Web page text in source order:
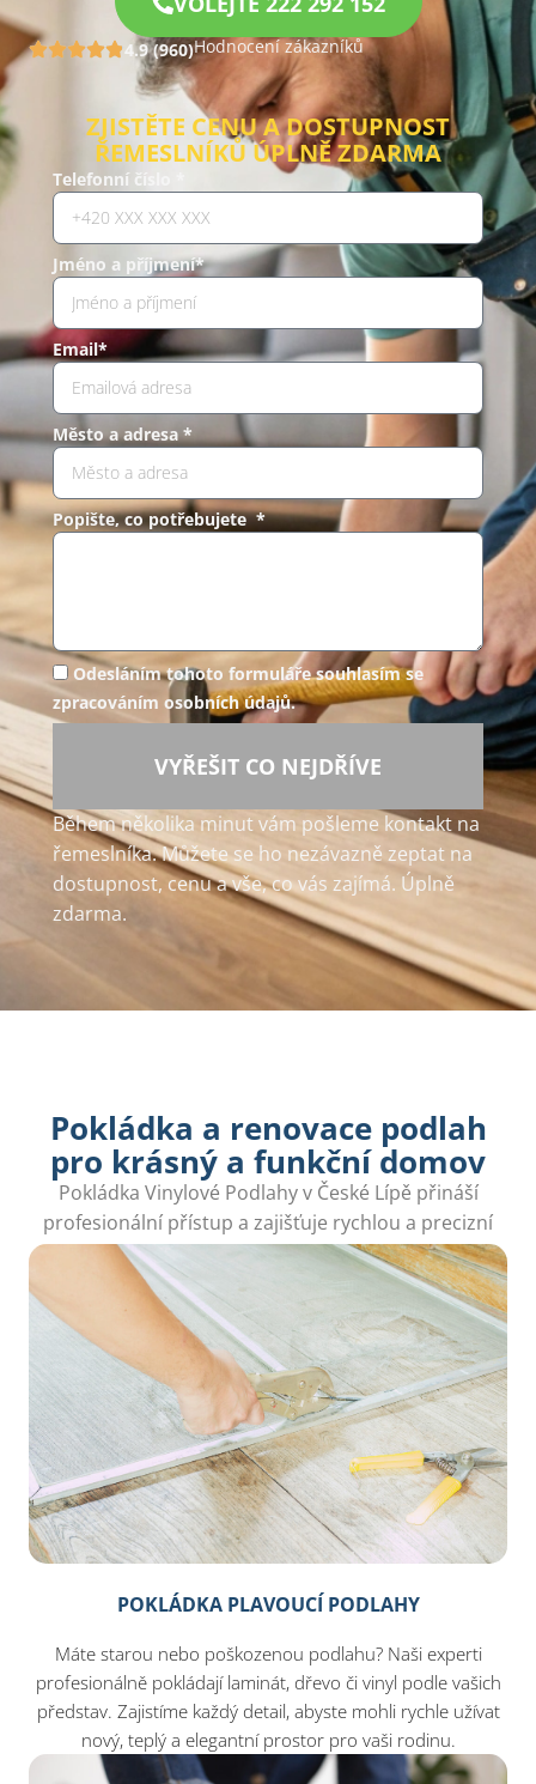
4.9 (960)Hodnocení zákazníků
ZJISTĚTE CENU A DOSTUPNOST
ŘEMESLNÍKŮ ÚPLNĚ ZDARMA
Telefonní číslo *
Jméno a příjmení*
Email*
Město a adresa *
Popište, co potřebujete *
Odesláním tohoto formuláře souhlasím se
zpracováním osobních údajů.
VYŘEŠIT CO NEJDŘÍVE
Během několika minut vám pošleme kontakt na
řemeslníka. Můžete se ho nezávazně zeptat na
dostupnost, cenu a vše, co vás zajímá. Úplně
zdarma.
Pokládka a renovace podlah
pro krásný a funkční domov
Pokládka Vinylové Podlahy v České Lípě přináší
profesionální přístup a zajišťuje rychlou a precizní
instalaci pro váš útulný domov.
POKLÁDKA PLAVOUCÍ PODLAHY
Máte starou nebo poškozenou podlahu? Naši experti
profesionálně pokládají laminát, dřevo či vinyl podle vašich
představ. Zajistíme každý detail, abyste mohli rychle užívat
nový, teplý a elegantní prostor pro vaši rodinu.